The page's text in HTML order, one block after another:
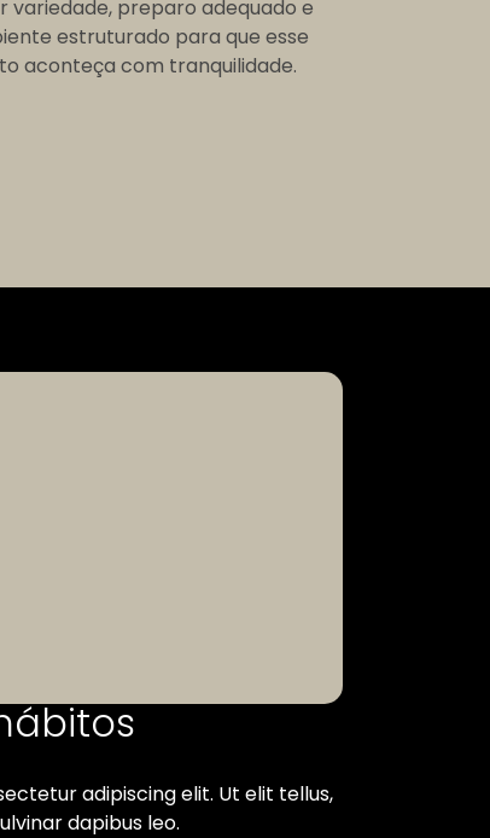
variedade, preparo adequado e
estruturado para que esse
aconteça com tranquilidade.
adipiscing elit. Ut elit tellus,
dapibus leo.